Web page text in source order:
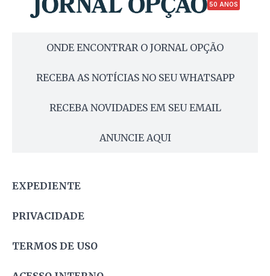
50 ANOS
ONDE ENCONTRAR O JORNAL OPÇÃO
RECEBA AS NOTÍCIAS NO SEU WHATSAPP
RECEBA NOVIDADES EM SEU EMAIL
ANUNCIE AQUI
EXPEDIENTE
PRIVACIDADE
TERMOS DE USO